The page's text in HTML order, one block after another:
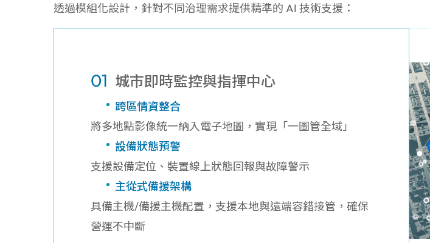
透過模組化設計，針對不同治理需求提供精準的 AI 技術支援：
01 城市即時監控與指揮中心
跨區情資整合
將多地點影像統一納入電子地圖，實現「一圖管全域」
設備狀態預警
支援設備定位、裝置線上狀態回報與故障警示
主從式備援架構
具備主機/備援主機配置，支援本地與遠端容錯接管，確保
營運不中斷